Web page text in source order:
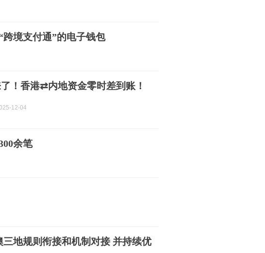
境支付通”的电子钱包
！香港⇄内地资金零时差到账！
12-04
余笔
地规则衔接和机制对接 并持续优